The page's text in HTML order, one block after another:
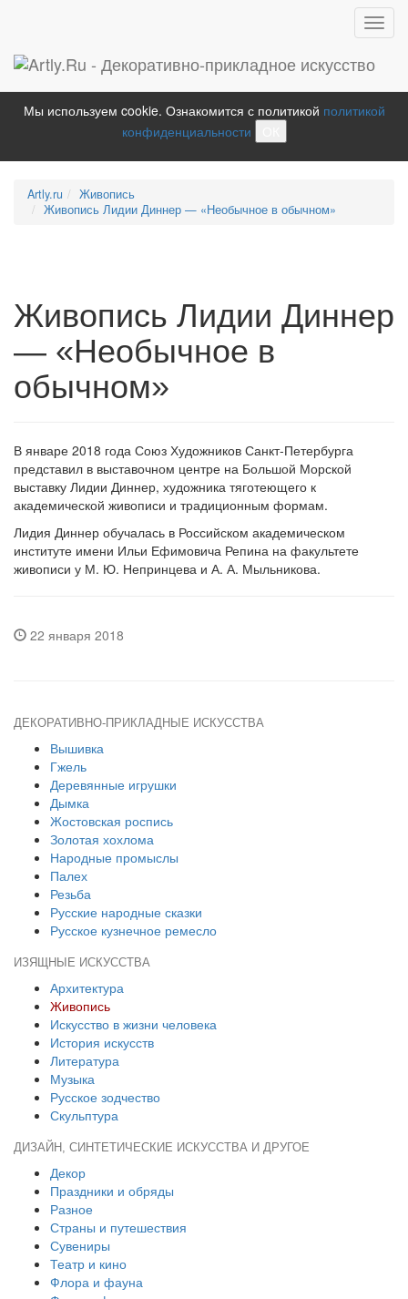
Мы используем cookie. Ознакомится с политикой политикой
конфиденциальности
Artly.ru
Живопись
Живопись Лидии Диннер — «Необычное в обычном»
Живопись Лидии Диннер
— «Необычное в
обычном»
В январе 2018 года Союз Художников Санкт-Петербурга
представил в выставочном центре на Большой Морской
выставку Лидии Диннер, художника тяготеющего к
академической живописи и традиционным формам.
Лидия Диннер обучалась в Российском академическом
институте имени Ильи Ефимовича Репина на факультете
живописи у М. Ю. Непринцева и А. А. Мыльникова.
22 января 2018
ДЕКОРАТИВНО-ПРИКЛАДНЫЕ ИСКУССТВА
Вышивка
Гжель
Деревянные игрушки
Дымка
Жостовская роспись
Золотая хохлома
Народные промыслы
Палех
Резьба
Русские народные сказки
Русское кузнечное ремесло
ИЗЯЩНЫЕ ИСКУССТВА
Архитектура
Живопись
Искусство в жизни человека
История искусств
Литература
Музыка
Русское зодчество
Скульптура
ДИЗАЙН, СИНТЕТИЧЕСКИЕ ИСКУССТВА И ДРУГОЕ
Декор
Праздники и обряды
Разное
Страны и путешествия
Сувениры
Театр и кино
Флора и фауна